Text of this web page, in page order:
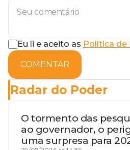
Eu li e aceito as Política de
COMENTAR
Radar do Poder
O tormento das
ao governador, o
uma surpresa para